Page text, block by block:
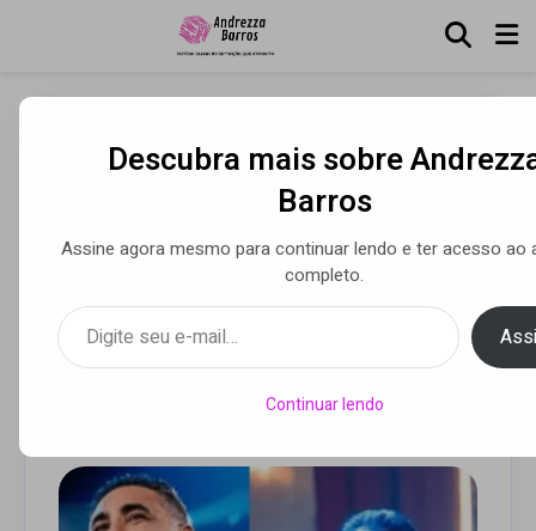
Luan Estilizado, Raí Saia
Rodada, Zezo e Priscila
Senna se apresentam no
CTN, em São Paulo, no dia
24 de outubro
Descubra mais sobre
Barros
Assine agora mesmo para continuar lendo e ter acesso ao
completo.
Digite seu e-mail…
Continuar lendo